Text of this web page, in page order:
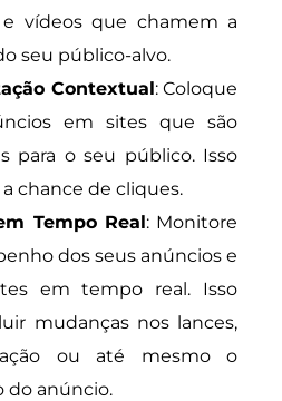
e vídeos que chamem a
seu público-alvo.
Contextual: Coloque
em sites que são
para o seu público. Isso
chance de cliques.
Tempo Real: Monitore
dos seus anúncios e
em tempo real. Isso
mudanças nos lances,
ou até mesmo o
do anúncio.